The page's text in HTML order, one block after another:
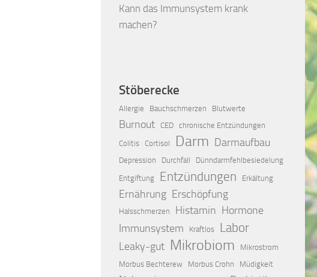
Kann das Immunsystem krank
machen?
Stöberecke
Allergie Bauchschmerzen Blutwerte
Burnout CED chronische Entzündungen
Colitis
Cortisol Darm Darmaufbau
Depression Durchfall
Dünndarmfehlbesiedelung
Entgiftung
Entzündungen Erkältung
Ernährung Erschöpfung
Halsschmerzen Histamin Hormone
Immunsystem
Kraftlos Labor
Leaky-gut Mikrobiom
Mikrostrom
Morbus Bechterew
Morbus Crohn Müdigkeit